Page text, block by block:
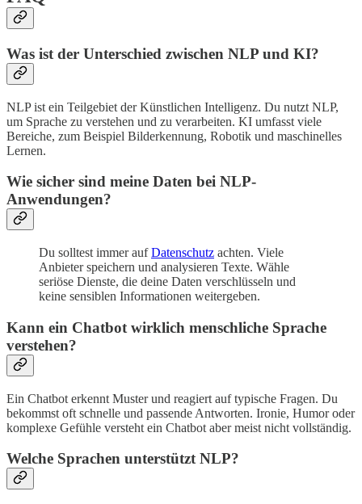
Was ist der Unterschied zwischen NLP und KI?
NLP ist ein Teilgebiet der Künstlichen Intelligenz. Du nutzt NLP,
um Sprache zu verstehen und zu verarbeiten. KI umfasst viele
Bereiche, zum Beispiel Bilderkennung, Robotik und maschinelles
Lernen.
Wie sicher sind meine Daten bei NLP-
Anwendungen?
Du solltest immer aufDatenschutz achten. Viele
Anbieter speichern und analysieren Texte. Wähle
seriöse Dienste, die deine Daten verschlüsseln und
keine sensiblen Informationen weitergeben.
Kann ein Chatbot wirklich menschliche Sprache
verstehen?
Ein Chatbot erkennt Muster und reagiert auf typische Fragen. Du
bekommst oft schnelle und passende Antworten. Ironie, Humor oder
komplexe Gefühle versteht ein Chatbot aber meist nicht vollständig.
Welche Sprachen unterstützt NLP?